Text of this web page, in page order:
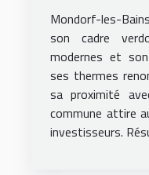
se tourner
Mondorf-les-
son cadre
modernes et
ses thermes
sa proximité
commune attire
investisseurs.